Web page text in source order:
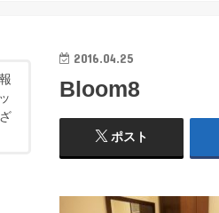
2016.04.25
Bloom8
ポスト